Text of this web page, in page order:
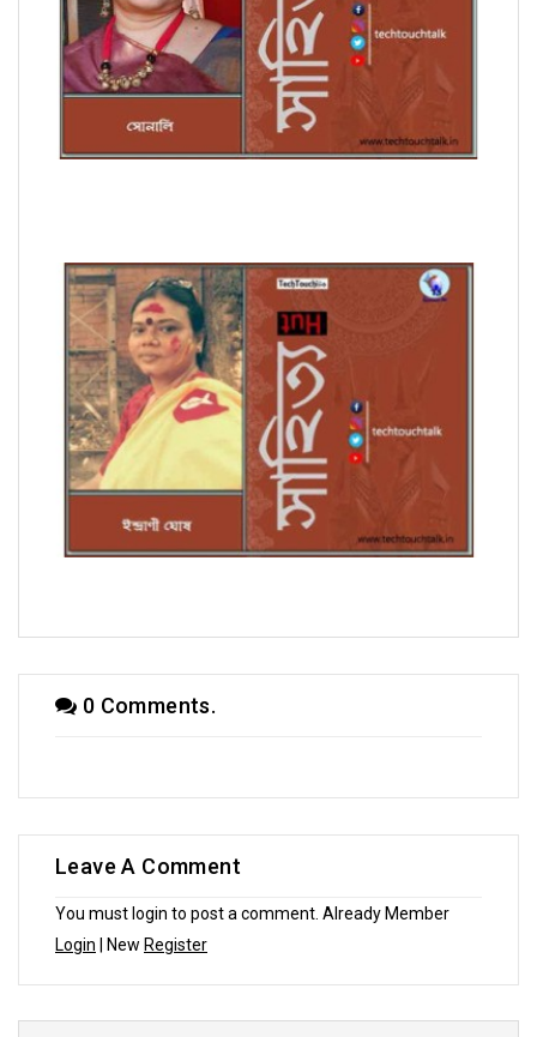
0 Comments.
Leave A Comment
You must login to post a comment. Already Member
Login | New Register